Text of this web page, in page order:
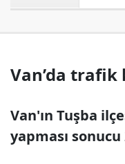
Van’da trafik
Van'ın Tuşba
yapması